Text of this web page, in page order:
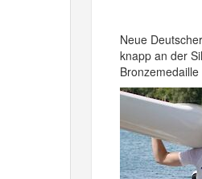
Neue
knapp an der